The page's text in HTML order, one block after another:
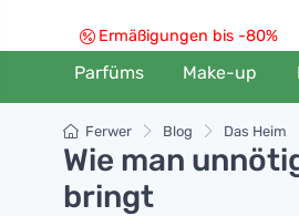
Ermäßigungen bis -80%
Parfüms Make-up
Ferwer Blog Das Heim
Wie man
bringt